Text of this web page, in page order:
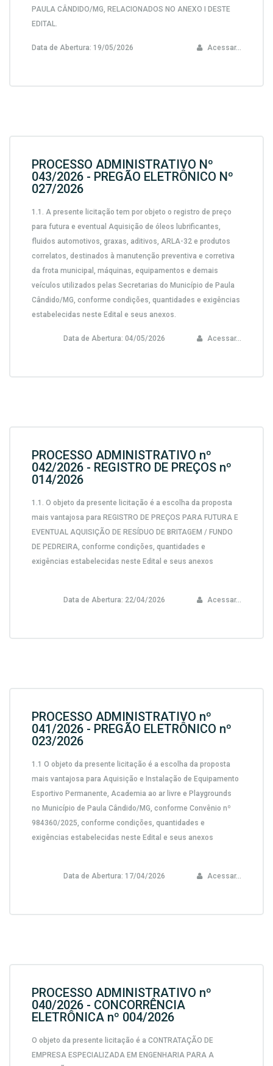
PAULA CÂNDIDO/MG, RELACIONADOS NO ANEXO I DESTE
EDITAL.
Data de Abertura: 19/05/2026 Acessar...
PROCESSO ADMINISTRATIVO Nº
043/2026 - PREGÃO ELETRÔNICO Nº
027/2026
1.1. A presente licitação tem por objeto o registro de preço
para futura e eventual Aquisição de óleos lubrificantes,
fluidos automotivos, graxas, aditivos, ARLA-32 e produtos
correlatos, destinados à manutenção preventiva e corretiva
da frota municipal, máquinas, equipamentos e demais
veículos utilizados pelas Secretarias do Município de Paula
Cândido/MG, conforme condições, quantidades e exigências
estabelecidas neste Edital e seus anexos.
Data de Abertura: 04/05/2026 Acessar...
PROCESSO ADMINISTRATIVO nº
042/2026 - REGISTRO DE PREÇOS nº
014/2026
1.1. O objeto da presente licitação é a escolha da proposta
mais vantajosa para REGISTRO DE PREÇOS PARA FUTURA E
EVENTUAL AQUISIÇÃO DE RESÍDUO DE BRITAGEM / FUNDO
DE PEDREIRA, conforme condições, quantidades e
exigências estabelecidas neste Edital e seus anexos
Data de Abertura: 22/04/2026 Acessar...
PROCESSO ADMINISTRATIVO nº
041/2026 - PREGÃO ELETRÔNICO nº
023/2026
1.1 O objeto da presente licitação é a escolha da proposta
mais vantajosa para Aquisição e Instalação de Equipamento
Esportivo Permanente, Academia ao ar livre e Playgrounds
no Município de Paula Cândido/MG, conforme Convênio nº
984360/2025, conforme condições, quantidades e
exigências estabelecidas neste Edital e seus anexos
Data de Abertura: 17/04/2026 Acessar...
PROCESSO ADMINISTRATIVO nº
040/2026 - CONCORRÊNCIA
ELETRÔNICA nº 004/2026
O objeto da presente licitação é a CONTRATAÇÃO DE
EMPRESA ESPECIALIZADA EM ENGENHARIA PARA A